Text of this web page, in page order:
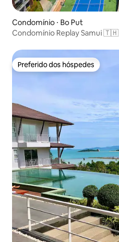
Condomínio ⋅ Bo Put
Condomínio Rеplay Samui 🇹🇭
Preferido dos hóspedes
Preferido dos hóspedes